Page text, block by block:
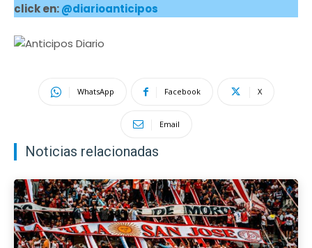
click en:@diarioanticipos
WhatsApp Facebook X
Email
Noticias relacionadas